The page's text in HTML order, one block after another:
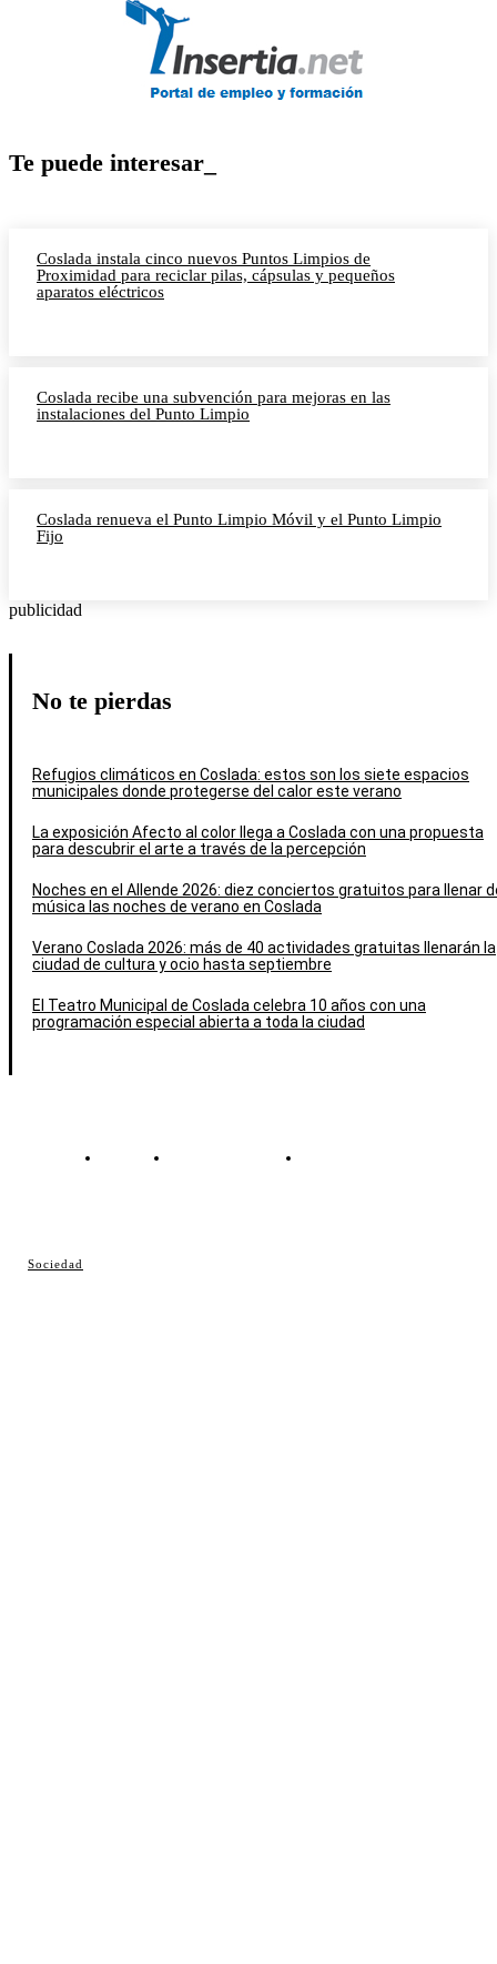
Sociedad
Te puede interesar_
Coslada instala cinco nuevos Puntos Limpios de
Proximidad para reciclar pilas, cápsulas y pequeños
aparatos eléctricos
Coslada recibe una subvención para mejoras en las
instalaciones del Punto Limpio
Coslada renueva el Punto Limpio Móvil y el Punto Limpio
Fijo
publicidad
No te pierdas
Refugios climáticos en Coslada: estos son los siete espacios
municipales donde protegerse del calor este verano
La exposición Afecto al color llega a Coslada con una propuesta
para descubrir el arte a través de la percepción
Noches en el Allende 2026: diez conciertos gratuitos para llenar
música las noches de verano en Coslada
Verano Coslada 2026: más de 40 actividades gratuitas llenarán la
ciudad de cultura y ocio hasta septiembre
El Teatro Municipal de Coslada celebra 10 años con una
programación especial abierta a toda la ciudad
Contacto Política de cookies